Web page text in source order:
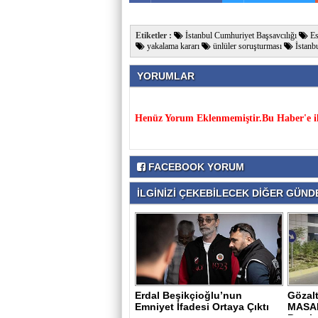
Etiketler : İstanbul Cumhuriyet Başsavcılığı
yakalama kararı
ünlüler soruşturması
YORUMLAR
Henüz Yorum Eklenmemiştir.Bu Haber'e
FACEBOOK YORUM
İLGİNİZİ ÇEKEBİLECEK DİĞER
Erdal Beşikçioğlu’nun
Emniyet İfadesi Ortaya Çıktı